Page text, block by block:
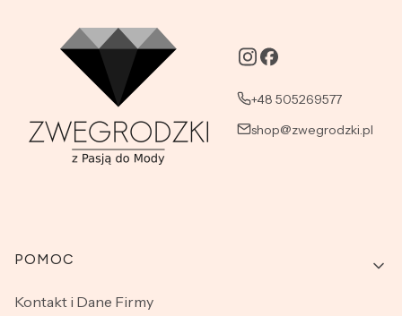
+48 505269577
shop@zwegrodzki.pl
Linki w stopce
POMOC
Kontakt i Dane Firmy